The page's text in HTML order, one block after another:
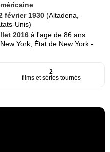
février 1930(Altadena,
Unis)
2016à l'age de 86 ans
York, État de New York -
2
films et séries tournés